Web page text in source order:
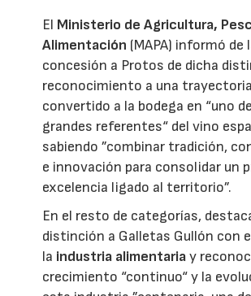
El Ministerio de Agricultura,
Alimentación (MAPA) informó de
concesión a Protos de dicha
reconocimiento a una
convertido a la bodega en “uno
grandes referentes“ del vino
sabiendo ”combinar tradición,
e innovación para consolidar un
excelencia ligado al territorio”.
En el resto de categorías,
distinción a Galletas Gullón con
la industria alimentariay
crecimiento “continuo“ y la